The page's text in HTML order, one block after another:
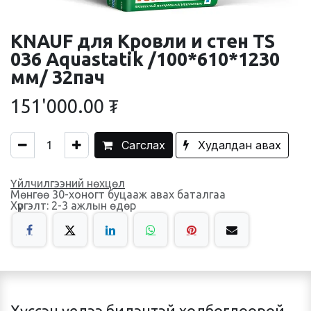
KNAUF для Кровли и стен TS
036 Aquastatik /100*610*1230
мм/ 32пач
151'000.00 ₮
Сагслах Худалдан авах
Үйлчилгээний нөхцөл
Мөнгөө 30-хоногт буцааж авах баталгаа
Хүргэлт: 2-3 ажлын өдөр